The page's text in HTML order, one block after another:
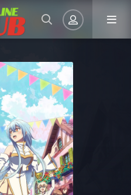
САЙТ